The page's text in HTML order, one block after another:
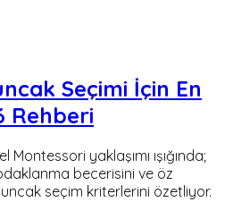
Seçimi İçin En
Rehberi
Montessori yaklaşımı ışığında;
odaklanma becerisini ve öz
seçim kriterlerini özetliyor.